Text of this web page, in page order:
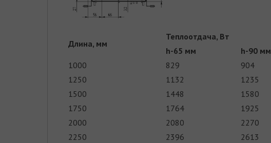
Длина, мм
Теплоотдача, Вт
h-65 мм
h-90 мм
1000
829 904
1250
1132 1235
1500
1448 1580
1750
1764 1925
2000
2080 2270
2250
2396 2613